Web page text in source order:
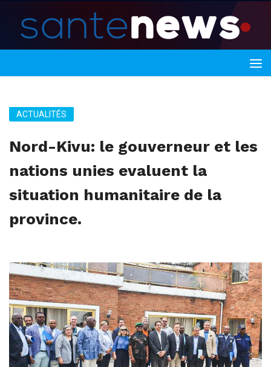
ACTUALITÉS
Nord-Kivu: le gouverneur et les
nations unies evaluent la
situation humanitaire de la
province.